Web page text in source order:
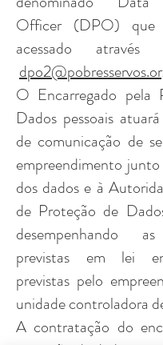
Officer (DPO) que
acessado
O Encarregado pela
Dados pessoais
de comunicação de
empreendimento
dos dados e à
de Proteção de
desempenhando
previstas em lei
previstas pelo
unidade controladora
A contratação do